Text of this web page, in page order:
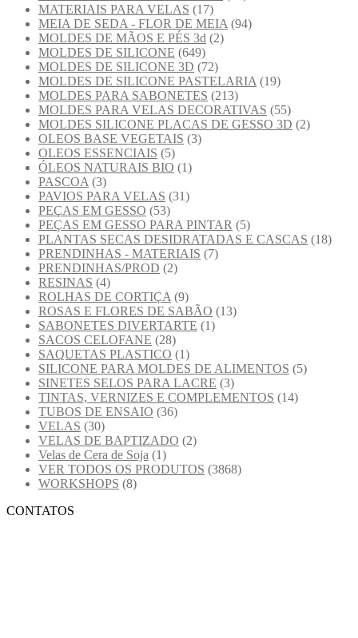
MATERIAIS PARA VELAS (17)
MEIA DE SEDA - FLOR DE MEIA (94)
MOLDES DE MÃOS E PÉS 3d (2)
MOLDES DE SILICONE (649)
MOLDES DE SILICONE 3D (72)
MOLDES DE SILICONE PASTELARIA (19)
MOLDES PARA SABONETES (213)
MOLDES PARA VELAS DECORATIVAS (55)
MOLDES SILICONE PLACAS DE GESSO 3D (2)
OLEOS BASE VEGETAIS (3)
OLEOS ESSENCIAIS (5)
ÓLEOS NATURAIS BIO (1)
PASCOA (3)
PAVIOS PARA VELAS (31)
PEÇAS EM GESSO (53)
PEÇAS EM GESSO PARA PINTAR (5)
PLANTAS SECAS DESIDRATADAS E CASCAS (18)
PRENDINHAS - MATERIAIS (7)
PRENDINHAS/PROD (2)
RESINAS (4)
ROLHAS DE CORTIÇA (9)
ROSAS E FLORES DE SABÃO (13)
SABONETES DIVERTARTE (1)
SACOS CELOFANE (28)
SAQUETAS PLASTICO (1)
SILICONE PARA MOLDES DE ALIMENTOS (5)
SINETES SELOS PARA LACRE (3)
TINTAS, VERNIZES E COMPLEMENTOS (14)
TUBOS DE ENSAIO (36)
VELAS (30)
VELAS DE BAPTIZADO (2)
Velas de Cera de Soja (1)
VER TODOS OS PRODUTOS (3868)
WORKSHOPS (8)
CONTATOS